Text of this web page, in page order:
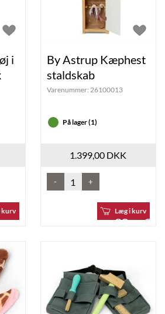
heart
i
kurv
By Astrup Kæphest
staldskab
Varenummer: 26100013
På lager (1)
1.399,00 DKK
- +
Læg i kurv